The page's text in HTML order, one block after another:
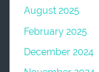
August 2025
February 2025
December 2024